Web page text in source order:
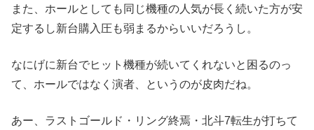
また、ホールとしても同じ機種の人気が長く続いた方が安
定するし新台購入圧も弱まるからいいだろうし。
なにげに新台でヒット機種が続いてくれないと困るのっ
て、ホールではなく演者、というのが皮肉だね。
あー、ラストゴールド・リング終焉・北斗7転生が打ちて